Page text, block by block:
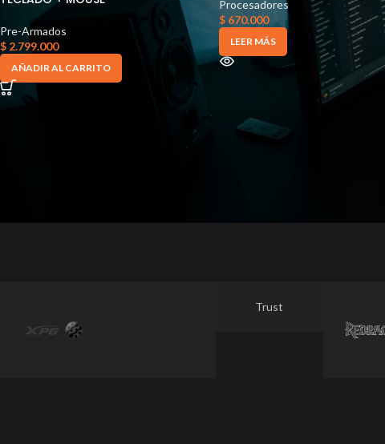
Pre-Armados
$ 2.799.000
AÑADIR AL CARRITO
Procesadores
$670.000
LEER MÁS
Trust